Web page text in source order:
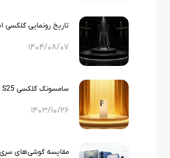
سامسونگ قطعی است؟
۱۴۰۴/۰۸/۰۷
گوشی ها
۱۴۰۳/۱۰/۲۶